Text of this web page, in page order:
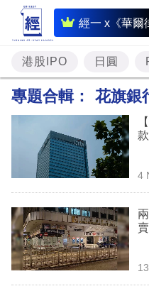
經一 x《華爾
即
時
財
經
題
投
資
樓
市
理
港股IPO 日圓
專題合輯： 花旗銀
4